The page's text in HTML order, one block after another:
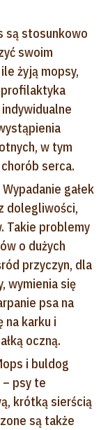
są stosunkowo
swoim
żyją mopsy,
profilaktyka
w tym
serca.
Wypadanie gałek
dolegliwości,
Takie problemy
o dużych
przyczyn, dla
wymienia się
psa na
na karku i
oczną.
i buldog
psy te
krótką sierścią
są także